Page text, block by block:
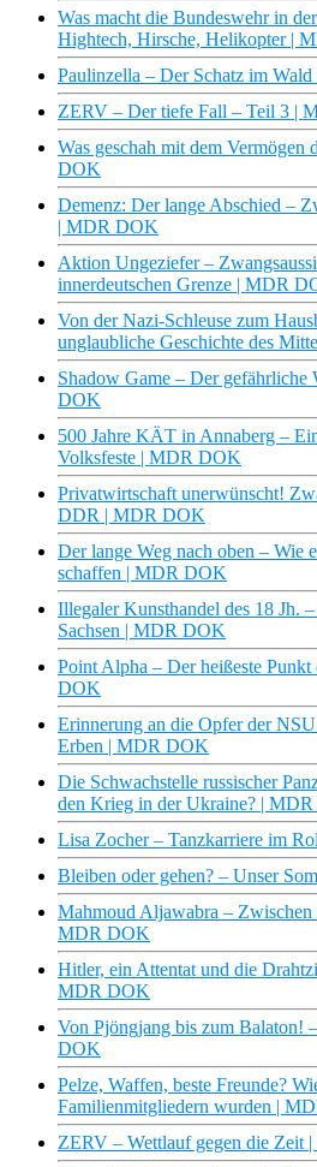
Was macht die Bundeswehr in
Hightech, Hirsche, Helikopter |
Paulinzella – Der Schatz im
ZERV – Der tiefe Fall – Teil 3 |
Was geschah mit dem
DOK
Demenz: Der lange Abschied –
| MDR DOK
Aktion Ungeziefer –
innerdeutschen Grenze | MDR
Von der Nazi-Schleuse zum
unglaubliche Geschichte des
Shadow Game – Der gefährliche
DOK
500 Jahre KÄT in Annaberg –
Volksfeste | MDR DOK
Privatwirtschaft unerwünscht!
DDR | MDR DOK
Der lange Weg nach oben – Wie
schaffen | MDR DOK
Illegaler Kunsthandel des 18 Jh.
Sachsen | MDR DOK
Point Alpha – Der heißeste
DOK
Erinnerung an die Opfer der
Erben | MDR DOK
Die Schwachstelle russischer
den Krieg in der Ukraine? |
Lisa Zocher – Tanzkarriere im
Bleiben oder gehen? – Unser
Mahmoud Aljawabra – Zwischen
MDR DOK
Hitler, ein Attentat und die
MDR DOK
Von Pjöngjang bis zum Balaton!
DOK
Pelze, Waffen, beste Freunde?
Familienmitgliedern wurden |
ZERV – Wettlauf gegen die Zeit